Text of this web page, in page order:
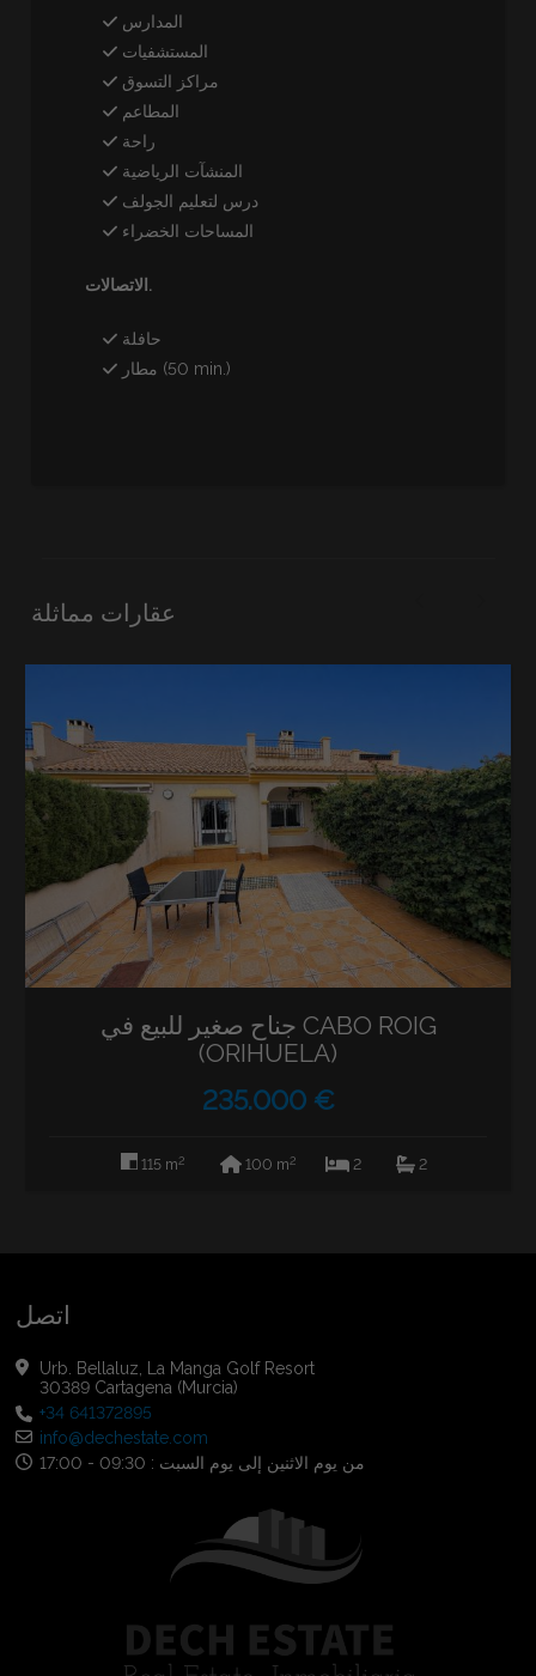
المدارس
المستشفيات
مراكز التسوق
المطاعم
راحة
المنشآت الرياضية
درس لتعليم الجولف
المساحات الخضراء
الاتصالات.
حافلة
مطار (50 min.)
عقارات مماثلة
جناح صغير للبيع في CABO ROIG
(ORIHUELA)
235.000 €
115 m2 100 m2 2 2
اتصل
Urb. Bellaluz, La Manga Golf Resort
30389 Cartagena (Murcia)
+34 641372895
info@dechestate.com
من يوم الاثنين إلى يوم السبت : 09:30 - 17:00